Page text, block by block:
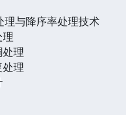
理与降序率处理技术
理
理